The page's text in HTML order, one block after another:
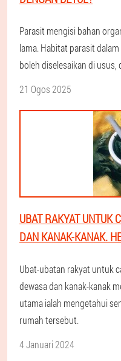
Parasit mengisi bahan
lama. Habitat parasit
boleh diselesaikan di
21 Ogos 2025
UBAT RAKYAT UNTUK
DAN KANAK-KANAK.
Ubat-ubatan rakyat untuk
dewasa dan kanak-kanak
utama ialah mengetahui
rumah tersebut.
4 Januari 2024